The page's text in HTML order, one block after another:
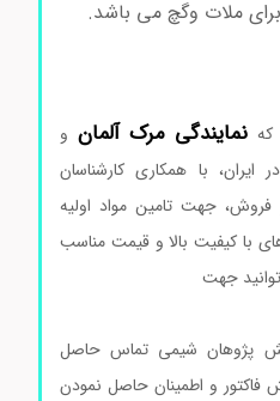
ملات وگچ می باشد.
نمایندگی مرک آلمانو
با همکاری کارشناسان
جهت تامین مواد اولیه
کیفیت بالا و قیمت مناسب
جهت
شیمی تماس حاصل
و اطمینان حاصل نمودن